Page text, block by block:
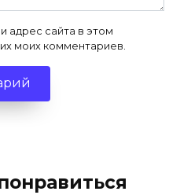
адрес сайта в этом
моих комментариев.